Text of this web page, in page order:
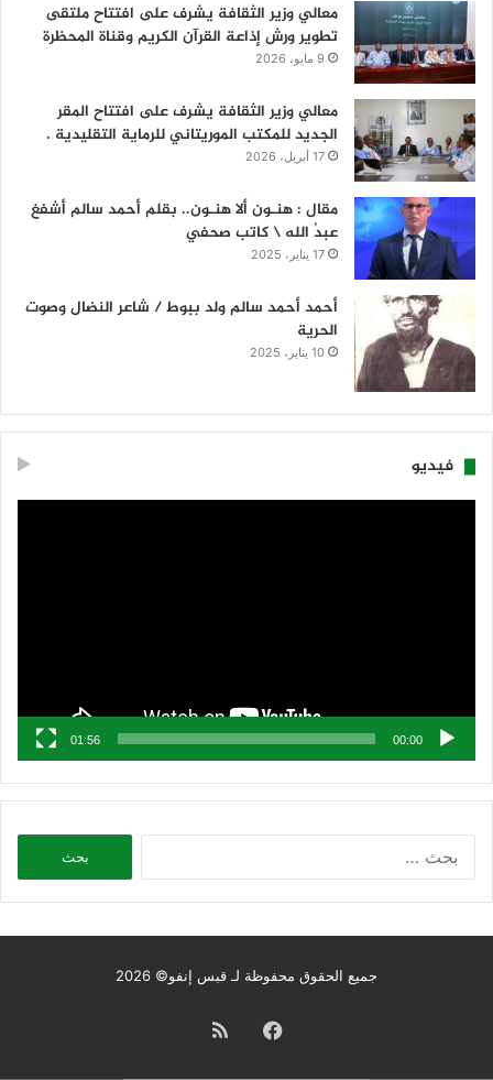
معالي وزير الثقافة يشرف على افتتاح ملتقى
تطوير ورش إذاعة القرآن الكريم وقناة المحظرة
9 مايو، 2026
معالي وزير الثقافة يشرف على افتتاح المقر
الجديد للمكتب الموريتاني للرماية التقليدية .
17 أبريل، 2026
مقال : هنـون ألا هنـون.. بقلم أحمد سالم أشفغ
عبدُ الله \ كاتب صحفي
17 يناير، 2025
أحمد أحمد سالم ولد ببوط / شاعر النضال وصوت
الحرية
10 يناير، 2025
فيديو
00:00
01:56
جميع الحقوق محفوظة لـ قبس إنفو© 2026
فيسبوكملخص